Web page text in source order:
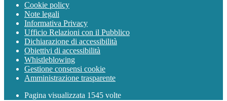
Cookie policy
Note legali
Informativa Privacy
Ufficio Relazioni con il Pubblico
Dichiarazione di accessibilità
Obiettivi di accessibilità
Whistleblowing
Gestione consensi cookie
Amministrazione trasparente
Pagina visualizzata 1545 volte